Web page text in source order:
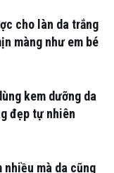
cho làn da trắng
màng như em bé
kem dưỡng da
đẹp tự nhiên
nhiều mà da cũng